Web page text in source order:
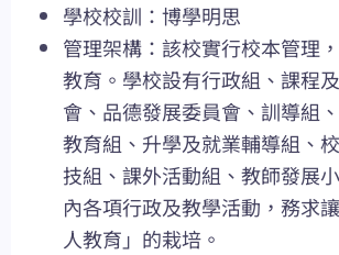
學校校訓：博學明思
管理架構：該校實行校本管理
教育。學校設有行政組、課程
會、品德發展委員會、訓導組
教育組、升學及就業輔導組、
技組、課外活動組、教師發展
內各項行政及教學活動，務求
人教育」的栽培。